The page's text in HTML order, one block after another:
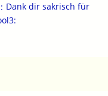
Dank dir sakrisch für